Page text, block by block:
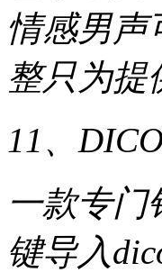
情感男声
整只为提
11、
一款专门
键导入